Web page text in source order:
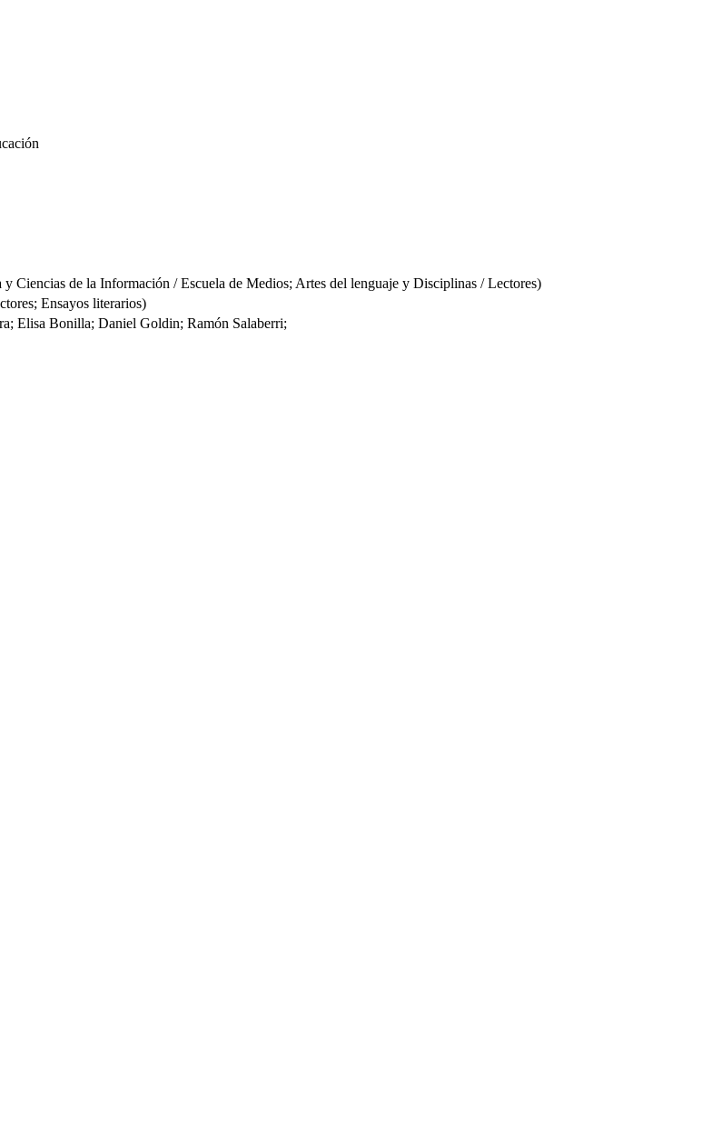
de la Información / Escuela de Medios; Artes del lenguaje y Disciplinas / Lectores)
Ensayos literarios)
Elisa Bonilla; Daniel Goldin; Ramón Salaberri;